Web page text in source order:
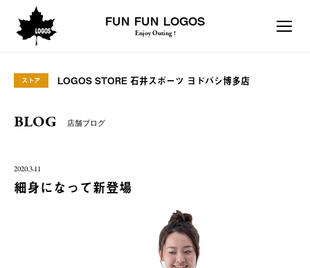
FUN FUN LOGOS
Enjoy Outing !
ストア LOGOS STORE 石井スポーツ ヨドバシ博多店
BLOG 店舗ブログ
2020.3.11
細身になって新登場